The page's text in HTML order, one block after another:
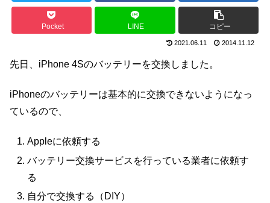
Pocket LINE コピー
2021.06.11 2014.11.12
先日、iPhone 4Sのバッテリーを交換しました。
iPhoneのバッテリーは基本的に交換できないようになっ
ているので、
Appleに依頼する
バッテリー交換サービスを行っている業者に依頼す
る
自分で交換する（DIY）